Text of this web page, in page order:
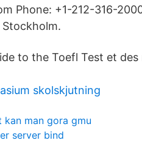
Phone: +1-212-316-
to the Toefl Test et
skolskjutning
kan man gora gmu
server bind